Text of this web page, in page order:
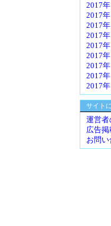
2017年
2017年
2017年
2017年
2017年
2017年
2017年
2017年
2017年
サイト
運営者
広告掲
お問